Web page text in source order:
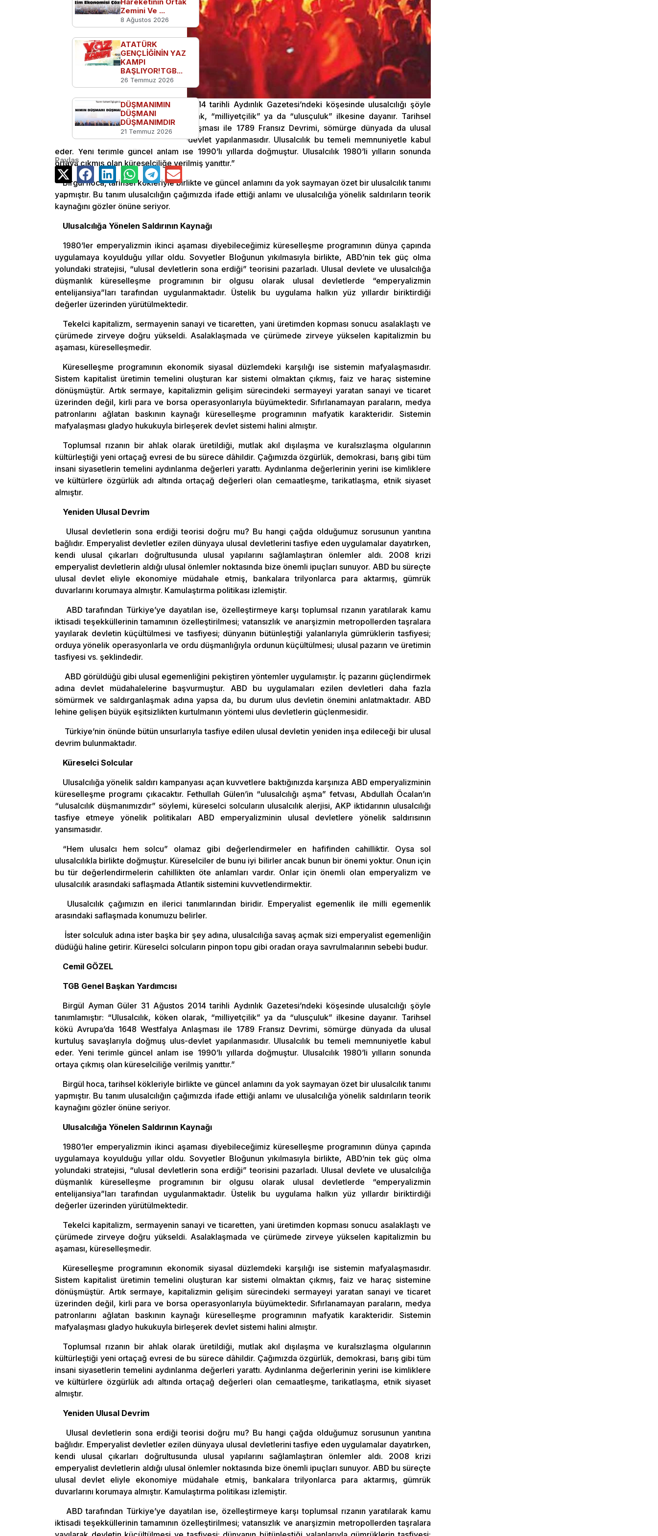
Birgül Ayman Güler 31 Ağustos 2014 tarihli Aydınlık Gazetesi’ndeki köşesinde ulusalcılığı şöyle
tanımlamıştır: “Ulusalcılık, köken olarak, “milliyetçilik” ya da “ulusçuluk” ilkesine dayanır. Tarihsel
kökü Avrupa’da 1648 Westfalya Anlaşması ile 1789 Fransız Devrimi, sömürge dünyada da ulusal
kurtuluş savaşlarıyla doğmuş ulus-devlet yapılanmasıdır. Ulusalcılık bu temeli memnuniyetle kabul
eder. Yeni terimle güncel anlam ise 1990’lı yıllarda doğmuştur. Ulusalcılık 1980’li yılların sonunda
ortaya çıkmış olan küreselciliğe verilmiş yanıttır.”
Birgül hoca, tarihsel kökleriyle birlikte ve güncel anlamını da yok saymayan özet bir ulusalcılık tanımı
yapmıştır. Bu tanım ulusalcılığın çağımızda ifade ettiği anlamı ve ulusalcılığa yönelik saldırıların teorik
kaynağını gözler önüne seriyor.
Ulusalcılığa Yönelen Saldırının Kaynağı
1980’ler emperyalizmin ikinci aşaması diyebileceğimiz küreselleşme programının dünya çapında
uygulamaya koyulduğu yıllar oldu. Sovyetler Bloğunun yıkılmasıyla birlikte, ABD’nin tek güç olma
yolundaki stratejisi, “ulusal devletlerin sona erdiği” teorisini pazarladı. Ulusal devlete ve ulusalcılığa
düşmanlık küreselleşme programının bir olgusu olarak ulusal devletlerde “emperyalizmin
entelijansiya”ları tarafından uygulanmaktadır. Üstelik bu uygulama halkın yüz yıllardır biriktirdiği
değerler üzerinden yürütülmektedir.
Tekelci kapitalizm, sermayenin sanayi ve ticaretten, yani üretimden kopması sonucu asalaklaştı ve
çürümede zirveye doğru yükseldi. Asalaklaşmada ve çürümede zirveye yükselen kapitalizmin bu
aşaması, küreselleşmedir.
Küreselleşme programının ekonomik siyasal düzlemdeki karşılığı ise sistemin mafyalaşmasıdır.
Sistem kapitalist üretimin temelini oluşturan kar sistemi olmaktan çıkmış, faiz ve haraç sistemine
dönüşmüştür. Artık sermaye, kapitalizmin gelişim sürecindeki sermayeyi yaratan sanayi ve ticaret
üzerinden değil, kirli para ve borsa operasyonlarıyla büyümektedir. Sıfırlanamayan paraların, medya
patronlarını ağlatan baskının kaynağı küreselleşme programının mafyatik karakteridir. Sistemin
mafyalaşması gladyo hukukuyla birleşerek devlet sistemi halini almıştır.
Toplumsal rızanın bir ahlak olarak üretildiği, mutlak akıl dışılaşma ve kuralsızlaşma olgularının
kültürleştiği yeni ortaçağ evresi de bu sürece dâhildir. Çağımızda özgürlük, demokrasi, barış gibi tüm
insani siyasetlerin temelini aydınlanma değerleri yarattı. Aydınlanma değerlerinin yerini ise kimliklere
ve kültürlere özgürlük adı altında ortaçağ değerleri olan cemaatleşme, tarikatlaşma, etnik siyaset
almıştır.
Yeniden Ulusal Devrim
Ulusal devletlerin sona erdiği teorisi doğru mu? Bu hangi çağda olduğumuz sorusunun yanıtına
bağlıdır. Emperyalist devletler ezilen dünyaya ulusal devletlerini tasfiye eden uygulamalar dayatırken,
kendi ulusal çıkarları doğrultusunda ulusal yapılarını sağlamlaştıran önlemler aldı. 2008 krizi
emperyalist devletlerin aldığı ulusal önlemler noktasında bize önemli ipuçları sunuyor. ABD bu süreçte
ulusal devlet eliyle ekonomiye müdahale etmiş, bankalara trilyonlarca para aktarmış, gümrük
duvarlarını korumaya almıştır. Kamulaştırma politikası izlemiştir.
ABD tarafından Türkiye’ye dayatılan ise, özelleştirmeye karşı toplumsal rızanın yaratılarak kamu
iktisadi teşekküllerinin tamamının özelleştirilmesi; vatansızlık ve anarşizmin metropollerden taşralara
yayılarak devletin küçültülmesi ve tasfiyesi; dünyanın bütünleştiği yalanlarıyla gümrüklerin tasfiyesi;
orduya yönelik operasyonlarla ve ordu düşmanlığıyla ordunun küçültülmesi; ulusal pazarın ve üretimin
tasfiyesi vs. şeklindedir.
ABD görüldüğü gibi ulusal egemenliğini pekiştiren yöntemler uygulamıştır. İç pazarını güçlendirmek
adına devlet müdahalelerine başvurmuştur. ABD bu uygulamaları ezilen devletleri daha fazla
sömürmek ve saldırganlaşmak adına yapsa da, bu durum ulus devletin önemini anlatmaktadır. ABD
lehine gelişen büyük eşitsizlikten kurtulmanın yöntemi ulus devletlerin güçlenmesidir.
Türkiye’nin önünde bütün unsurlarıyla tasfiye edilen ulusal devletin yeniden inşa edileceği bir ulusal
devrim bulunmaktadır.
Küreselci Solcular
Ulusalcılığa yönelik saldırı kampanyası açan kuvvetlere baktığınızda karşınıza ABD emperyalizminin
küreselleşme programı çıkacaktır. Fethullah Gülen’in “ulusalcılığı aşma” fetvası, Abdullah Öcalan’ın
“ulusalcılık düşmanımızdır” söylemi, küreselci solcuların ulusalcılık alerjisi, AKP iktidarının ulusalcılığı
tasfiye etmeye yönelik politikaları ABD emperyalizminin ulusal devletlere yönelik saldırısının
yansımasıdır.
“Hem ulusalcı hem solcu” olamaz gibi değerlendirmeler en hafifinden cahilliktir. Oysa sol
ulusalcılıkla birlikte doğmuştur. Küreselciler de bunu iyi bilirler ancak bunun bir önemi yoktur. Onun için
bu tür değerlendirmelerin cahillikten öte anlamları vardır. Onlar için önemli olan emperyalizm ve
ulusalcılık arasındaki saflaşmada Atlantik sistemini kuvvetlendirmektir.
Ulusalcılık çağımızın en ilerici tanımlarından biridir. Emperyalist egemenlik ile milli egemenlik
arasındaki saflaşmada konumuzu belirler.
İster solculuk adına ister başka bir şey adına, ulusalcılığa savaş açmak sizi emperyalist egemenliğin
düdüğü haline getirir. Küreselci solcuların pinpon topu gibi oradan oraya savrulmalarının sebebi budur.
Cemil GÖZEL
TGB Genel Başkan Yardımcısı
Birgül Ayman Güler 31 Ağustos 2014 tarihli Aydınlık Gazetesi’ndeki köşesinde ulusalcılığı şöyle
tanımlamıştır: “Ulusalcılık, köken olarak, “milliyetçilik” ya da “ulusçuluk” ilkesine dayanır. Tarihsel
kökü Avrupa’da 1648 Westfalya Anlaşması ile 1789 Fransız Devrimi, sömürge dünyada da ulusal
kurtuluş savaşlarıyla doğmuş ulus-devlet yapılanmasıdır. Ulusalcılık bu temeli memnuniyetle kabul
eder. Yeni terimle güncel anlam ise 1990’lı yıllarda doğmuştur. Ulusalcılık 1980’li yılların sonunda
ortaya çıkmış olan küreselciliğe verilmiş yanıttır.”
Birgül hoca, tarihsel kökleriyle birlikte ve güncel anlamını da yok saymayan özet bir ulusalcılık tanımı
yapmıştır. Bu tanım ulusalcılığın çağımızda ifade ettiği anlamı ve ulusalcılığa yönelik saldırıların teorik
kaynağını gözler önüne seriyor.
Ulusalcılığa Yönelen Saldırının Kaynağı
1980’ler emperyalizmin ikinci aşaması diyebileceğimiz küreselleşme programının dünya çapında
uygulamaya koyulduğu yıllar oldu. Sovyetler Bloğunun yıkılmasıyla birlikte, ABD’nin tek güç olma
yolundaki stratejisi, “ulusal devletlerin sona erdiği” teorisini pazarladı. Ulusal devlete ve ulusalcılığa
düşmanlık küreselleşme programının bir olgusu olarak ulusal devletlerde “emperyalizmin
entelijansiya”ları tarafından uygulanmaktadır. Üstelik bu uygulama halkın yüz yıllardır biriktirdiği
değerler üzerinden yürütülmektedir.
Tekelci kapitalizm, sermayenin sanayi ve ticaretten, yani üretimden kopması sonucu asalaklaştı ve
çürümede zirveye doğru yükseldi. Asalaklaşmada ve çürümede zirveye yükselen kapitalizmin bu
aşaması, küreselleşmedir.
Küreselleşme programının ekonomik siyasal düzlemdeki karşılığı ise sistemin mafyalaşmasıdır.
Sistem kapitalist üretimin temelini oluşturan kar sistemi olmaktan çıkmış, faiz ve haraç sistemine
dönüşmüştür. Artık sermaye, kapitalizmin gelişim sürecindeki sermayeyi yaratan sanayi ve ticaret
üzerinden değil, kirli para ve borsa operasyonlarıyla büyümektedir. Sıfırlanamayan paraların, medya
patronlarını ağlatan baskının kaynağı küreselleşme programının mafyatik karakteridir. Sistemin
mafyalaşması gladyo hukukuyla birleşerek devlet sistemi halini almıştır.
Toplumsal rızanın bir ahlak olarak üretildiği, mutlak akıl dışılaşma ve kuralsızlaşma olgularının
kültürleştiği yeni ortaçağ evresi de bu sürece dâhildir. Çağımızda özgürlük, demokrasi, barış gibi tüm
insani siyasetlerin temelini aydınlanma değerleri yarattı. Aydınlanma değerlerinin yerini ise kimliklere
ve kültürlere özgürlük adı altında ortaçağ değerleri olan cemaatleşme, tarikatlaşma, etnik siyaset
almıştır.
Yeniden Ulusal Devrim
Ulusal devletlerin sona erdiği teorisi doğru mu? Bu hangi çağda olduğumuz sorusunun yanıtına
bağlıdır. Emperyalist devletler ezilen dünyaya ulusal devletlerini tasfiye eden uygulamalar dayatırken,
kendi ulusal çıkarları doğrultusunda ulusal yapılarını sağlamlaştıran önlemler aldı. 2008 krizi
emperyalist devletlerin aldığı ulusal önlemler noktasında bize önemli ipuçları sunuyor. ABD bu süreçte
ulusal devlet eliyle ekonomiye müdahale etmiş, bankalara trilyonlarca para aktarmış, gümrük
duvarlarını korumaya almıştır. Kamulaştırma politikası izlemiştir.
ABD tarafından Türkiye’ye dayatılan ise, özelleştirmeye karşı toplumsal rızanın yaratılarak kamu
iktisadi teşekküllerinin tamamının özelleştirilmesi; vatansızlık ve anarşizmin metropollerden taşralara
Zemini Ve ...
8 Ağustos 2026
ATATÜRK
GENÇLİĞİNİN YAZ
KAMPI
BAŞLIYOR!TGB...
26 Temmuz 2026
DÜŞMANIMIN
DÜŞMANI
DÜŞMANIMDIR
21 Temmuz 2026
Paylaş